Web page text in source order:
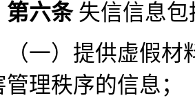
第六条失信信息包
）提供虚假材
理秩序的信息；